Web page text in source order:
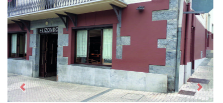
Previous Next